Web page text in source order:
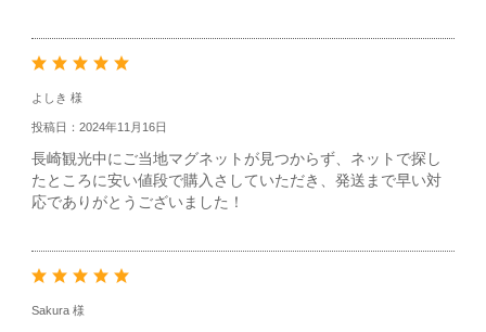
よしき 様
投稿日：2024年11月16日
長崎観光中にご当地マグネットが見つからず、ネットで探し
たところに安い値段で購入さしていただき、発送まで早い対
応でありがとうございました！
Sakura 様